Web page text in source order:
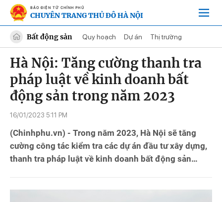
BÁO ĐIỆN TỬ CHÍNH PHỦ
CHUYÊN TRANG THỦ ĐÔ HÀ NỘI
Bất động sản Quy hoạch Dự án Thị trường
Hà Nội: Tăng cường thanh tra
pháp luật về kinh doanh bất
động sản trong năm 2023
16/01/2023 5:11 PM
(Chinhphu.vn) - Trong năm 2023, Hà Nội sẽ tăng
cường công tác kiểm tra các dự án đầu tư xây dựng,
thanh tra pháp luật về kinh doanh bất động sản…